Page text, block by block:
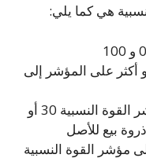
هي كما يلي:
النتيجة التي تبلغ 70 أو أكثر على المؤشر إلى
عندما تكون القيمة في مؤشر القوة النسبية 30 أو
بيع للأصل
مؤشر القوة النسبية